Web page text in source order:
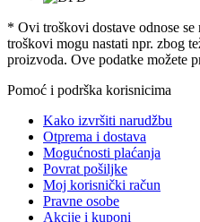
* Ovi troškovi dostave odnose se
troškovi mogu nastati npr. zbog
proizvoda. Ove podatke možete
Pomoć i podrška korisnicima
Kako izvršiti narudžbu
Otprema i dostava
Mogućnosti plaćanja
Povrat pošiljke
Moj korisnički račun
Pravne osobe
Akcije i kuponi